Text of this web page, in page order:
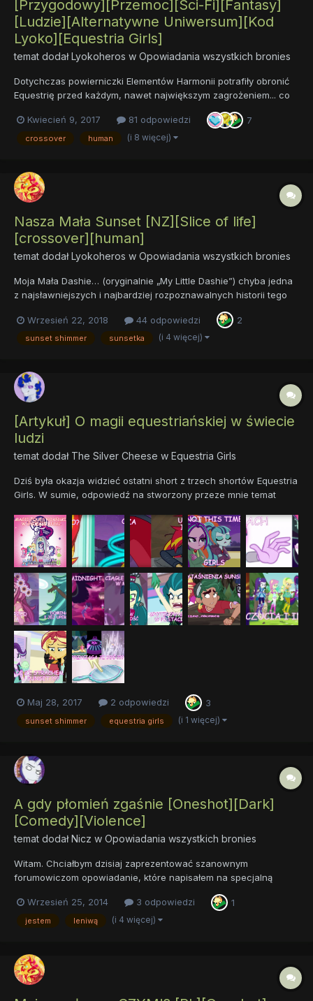
[Przygodowy][Przemoc][Sci-Fi][Fantasy]
[Ludzie][Alternatywne Uniwersum][Kod
Lyoko][Equestria Girls]
temat dodałLyokoheros w Opowiadania wszystkich bronies
Dotychczas powierniczki Elementów Harmonii potrafiły obronić
Equestrię przed każdym, nawet największym zagrożeniem... co
się stanie, gdy pod postacią alikorna pojawi się program
sztucznej inteligencji z innego świata. Skryty w cieni...
Kwiecień 9, 2017 81 odpowiedzi 7
crossover human (i 8 więcej)
Nasza Mała Sunset [NZ][Slice of life]
[crossover][human]
temat dodałLyokoheros w Opowiadania wszystkich bronies
Moja Mała Dashie… (oryginalnie „My Little Dashie”) chyba jedna
z najsławniejszych i najbardziej rozpoznawalnych historii tego
przypadkiem do naszego świata Rainbow… dla jednych piękna i
cudowna opowieść, dla innych sztampa i tani wyciskacz łez…...
Wrzesień 22, 2018 44 odpowiedzi 2
sunset shimmer sunsetka (i 4 więcej)
[Artykuł] O magii equestriańskiej w świecie
ludzi
temat dodał The Silver Cheese w Equestria Girls
Dziś była okazja widzieć ostatni short z trzech shortów Equestria
Girls. W sumie, odpowiedź na stworzony przeze mnie temat
dopiero ten short pokazał jak mniej więcej magia działa w
świecie ludzi. Zatem zacznijmy od początku. Przygotujcie...
Maj 28, 2017 2 odpowiedzi 3
sunset shimmer equestria girls (i 1 więcej)
A gdy płomień zgaśnie [Oneshot][Dark]
[Comedy][Violence]
temat dodałNicz w Opowiadania wszystkich bronies
Witam. Chciałbym dzisiaj zaprezentować szanownym
forumowiczom opowiadanie, które napisałem na specjalną
Sunset Shimmer znalazła się na szczycie. Spełnił się jej sen,
zdruzgotawszy całkowicie wszelki opór stała się jedyną
Wrzesień 25, 2014 3 odpowiedzi 1
jestem leniwą (i 4 więcej)